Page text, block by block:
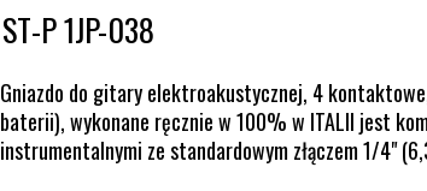
ST-P 1JP-038
Gniazdo do gitary elektroakustycznej, 4
baterii), wykonane ręcznie w 100% w ITALII jest
instrumentalnymi ze standardowym złączem 1/4"